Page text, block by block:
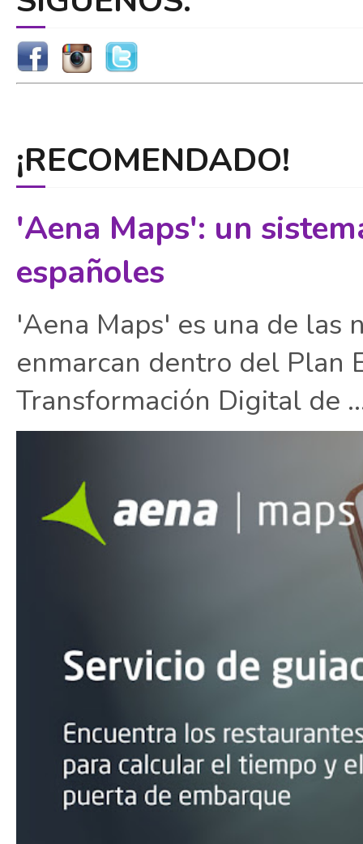
¡RECOMENDADO!
'Aena Maps': un
españoles
'Aena Maps' es una de las
enmarcan dentro del Plan
Transformación Digital de